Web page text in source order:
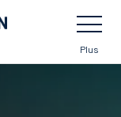
Toggle
Navigation
Plus